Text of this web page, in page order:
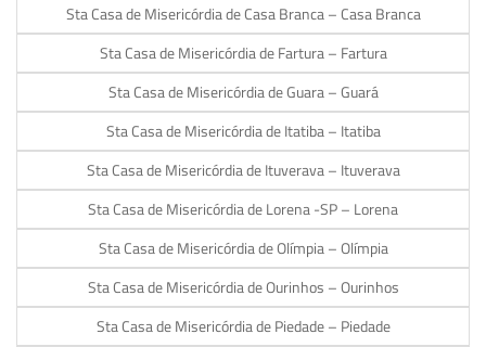
Sta Casa de Misericórdia de Casa Branca – Casa Branca
Sta Casa de Misericórdia de Fartura – Fartura
Sta Casa de Misericórdia de Guara – Guará
Sta Casa de Misericórdia de Itatiba – Itatiba
Sta Casa de Misericórdia de Ituverava – Ituverava
Sta Casa de Misericórdia de Lorena -SP – Lorena
Sta Casa de Misericórdia de Olímpia – Olímpia
Sta Casa de Misericórdia de Ourinhos – Ourinhos
Sta Casa de Misericórdia de Piedade – Piedade